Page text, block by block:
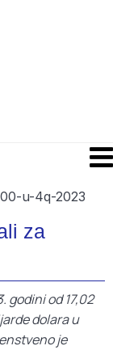
za
godini od 17,02
dolara u
je